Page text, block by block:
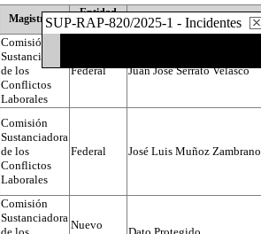
SUP-RAP-820/2025-1 - Incidentes
Magistrado
Entidad
Federativa
Comisión
Sustanciadora
de los
Conflictos
Laborales
Federal Juan José Serrato Velasco
Comisión
Sustanciadora
de los
Conflictos
Laborales
Federal José Luis Muñoz Zambrano
Comisión
Sustanciadora
Nuevo